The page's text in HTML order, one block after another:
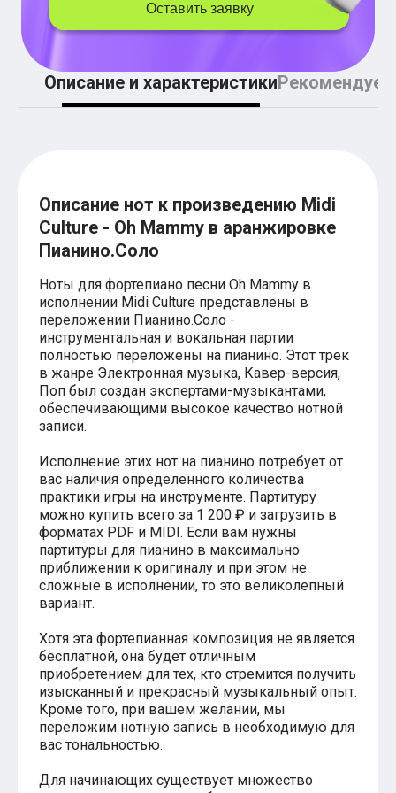
Легкие аккорды (простые песни)
Аккорды со словами (вокал)
Поп
BEARWOLF
Мари Краймбрери
Комната культуры
XOLIDAYBOY
Монеточка
Пицца
Анжелика Варум
Алексей Чумаков
Леонид Агутин
Саундтрек
Тематические
Из фильмов
Аватар: Путь воды
Титаник
Гарри Поттер
Хатико
Реквием по мечте
Сумерки
Величайший шоумен
Звездные войны
Ла ла Ленд
Ромео и Джульетта (1968)
Бумер
Аладдин (2019)
Король лев (2019)
Властелин колец: Братство Кольца
Гордость и предубеждение
Классическая музыка
Времена года - Вивальди
Времена года - Чайковский
Сонаты Бетховена
Ноты для вальса
Из мультфильмов
Холодное сердце
Оставить заявку
Описание и характеристикиРекомендуем
Описание нот к произведению Midi
Culture - Oh Mammy в аранжировке
Пианино.Соло
Ноты для фортепиано песни Oh Mammy в
исполнении Midi Culture представлены в
переложении Пианино.Соло -
инструментальная и вокальная партии
полностью переложены на пианино. Этот трек
в жанре Электронная музыка, Кавер-версия,
Поп был создан экспертами-музыкантами,
обеспечивающими высокое качество нотной
записи.
Исполнение этих нот на пианино потребует от
вас наличия определенного количества
практики игры на инструменте. Партитуру
можно купить всего за 1 200 ₽ и загрузить в
форматах PDF и MIDI. Если вам нужны
партитуры для пианино в максимально
приближении к оригиналу и при этом не
сложные в исполнении, то это великолепный
вариант.
Хотя эта фортепианная композиция не является
бесплатной, она будет отличным
приобретением для тех, кто стремится получить
изысканный и прекрасный музыкальный опыт.
Кроме того, при вашем желании, мы
переложим нотную запись в необходимую для
вас тональностью.
Для начинающих существует множество